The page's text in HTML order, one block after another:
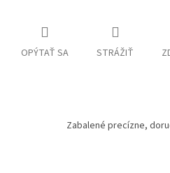
OPÝTAŤ SA STRÁŽIŤ
Zabalené precízne,